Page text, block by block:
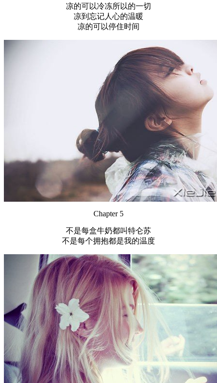
凉的可以冷冻所以的一切
凉到忘记人心的温暖
凉的可以停住时间
Chapter 5
不是每盒牛奶都叫特仑苏
不是每个拥抱都是我的温度